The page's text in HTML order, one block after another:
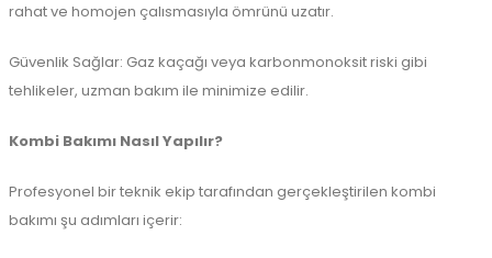
rahat ve homojen çalısmasıyla ömrünü uzatır.
Güvenlik Sağlar: Gaz kaçağı veya karbonmonoksit riski gibi
tehlikeler, uzman bakım ile minimize edilir.
Kombi Bakımı Nasıl Yapılır?
Profesyonel bir teknik ekip tarafından gerçekleştirilen kombi
bakımı şu adımları içerir: